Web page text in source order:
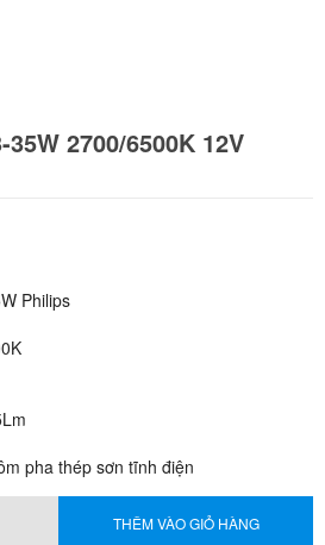
2700/6500K 12V
Philips
pha thép sơn tĩnh điện
THÊM VÀO GIỎ HÀNG